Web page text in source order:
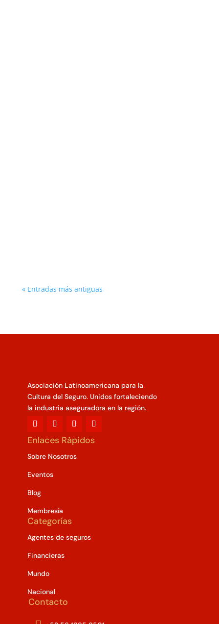
« Entradas más antiguas
Asociación Latinoamericana para la
Cultura del Seguro. Unidos fortaleciendo
la industria aseguradora en la región.
Enlaces Rápidos
Sobre Nosotros
Eventos
Blog
Membresía
Categorías
Agentes de seguros
Financieras
Mundo
Nacional
Contacto